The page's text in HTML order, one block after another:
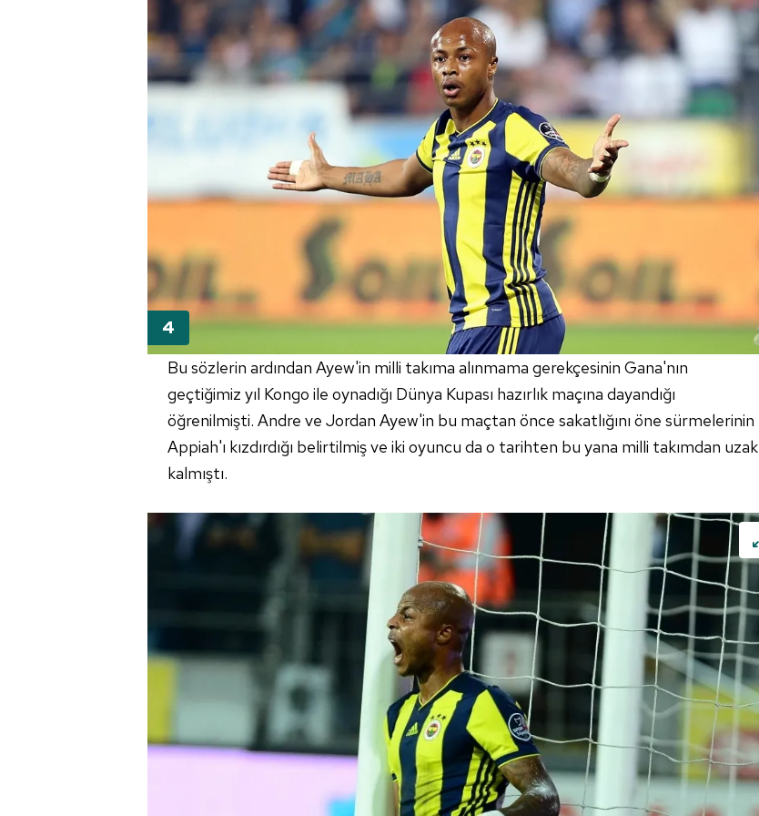
mevzuata uygun olarak kullanılan çerezlerle ilgili bilgi almak için lütfen
tıklayınız.
Bu sözlerin ardından Ayew'in milli takıma alınmama gerekçesinin Gana'nın
geçtiğimiz yıl Kongo ile oynadığı Dünya Kupası hazırlık maçına dayandığı
öğrenilmişti. Andre ve Jordan Ayew'in bu maçtan önce sakatlığını öne sürmelerinin
Appiah'ı kızdırdığı belirtilmiş ve iki oyuncu da o tarihten bu yana milli takımdan uzak
kalmıştı.